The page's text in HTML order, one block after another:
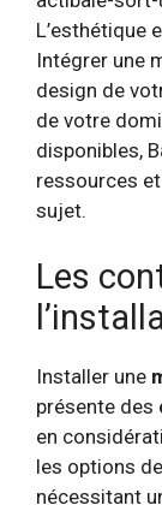
L’esthétique
Intégrer une
design de
de votre
disponibles,
ressources
sujet.
Les
Installer une
présente des
en
les options
nécessitant